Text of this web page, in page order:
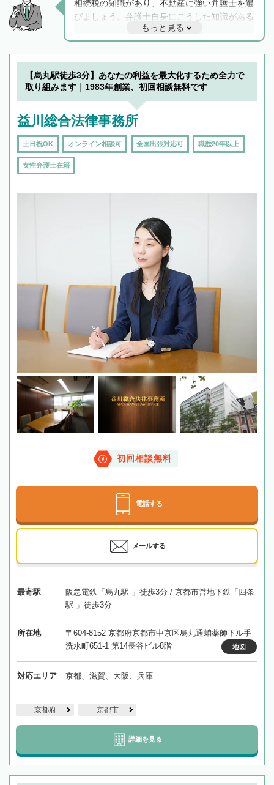
相続税の知識があり、不動産に強い弁護士を選
びましょう。弁護士自身にこうした知識がある
と他士業との連携もスムーズに進み、トラブル
解決のみならず相続をトータルで任せることが
できます。また、相続は感情がからむ分野なの
でフィーリングも重要です。実際に電話や面談
で複数の弁護士と会話をしてウマが合う方に依
もっと見る
【烏丸駅徒歩3分】あなたの利益を最大化するため全力で
取り組みます｜1983年創業、初回相談無料です
益川総合法律事務所
土日祝OK オンライン相談可 全国出張対応可 職歴20年以上
女性弁護士在籍
初回相談無料
電話する
メールする
最寄駅
阪急電鉄「烏丸駅 」徒歩3分 / 京都市営地下鉄「四条
駅 」徒歩3分
所在地
〒604-8152 京都府京都市中京区烏丸通蛸薬師下ル手
洗水町651-1 第14長谷ビル8階
地図
対応エリア 京都、滋賀、大阪、兵庫
京都府 京都市
詳細を見る